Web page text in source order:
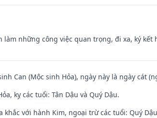
làm những công việc quan trọng, đi xa, ký
Can (Mộc sinh Hỏa), ngày này là ngày cát
kỵ các tuổi: Tân Dậu và Quý Dậu.
khắc với hành Kim, ngoại trừ các tuổi: Quý